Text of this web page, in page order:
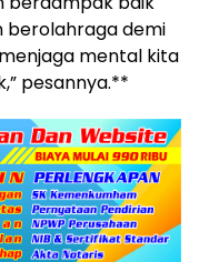
berolahraga demi
mental kita
pesannya.**